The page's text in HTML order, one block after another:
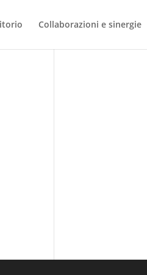
Collaborazioni e sinergie